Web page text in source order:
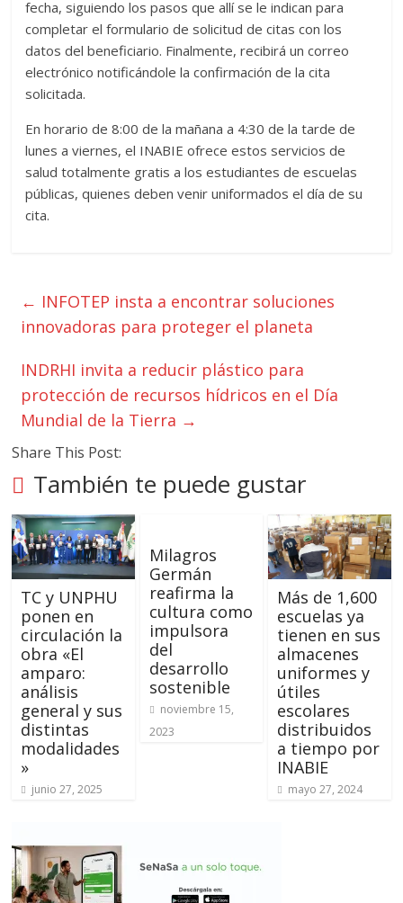
fecha, siguiendo los pasos que allí se le indican para
completar el formulario de solicitud de citas con los
datos del beneficiario. Finalmente, recibirá un correo
electrónico notificándole la confirmación de la cita
solicitada.
En horario de 8:00 de la mañana a 4:30 de la tarde de
lunes a viernes, el INABIE ofrece estos servicios de
salud totalmente gratis a los estudiantes de escuelas
públicas, quienes deben venir uniformados el día de su
cita.
← INFOTEP insta a encontrar soluciones
innovadoras para proteger el planeta
INDRHI invita a reducir plástico para
protección de recursos hídricos en el Día
Mundial de la Tierra →
Share This Post:
También te puede gustar
TC y UNPHU
ponen en
circulación la
obra «El
amparo:
análisis
general y sus
distintas
modalidades
»
junio 27, 2025
Milagros
Germán
reafirma la
cultura como
impulsora
del
desarrollo
sostenible
noviembre 15,
2023
Más de 1,600
escuelas ya
tienen en sus
almacenes
uniformes y
útiles
escolares
distribuidos
a tiempo por
INABIE
mayo 27, 2024